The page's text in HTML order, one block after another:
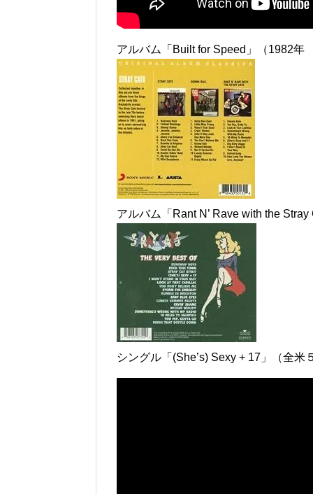
アルバム「Built for Speed」（1982年
アルバム「Rant N’ Rave with the
シングル「(She’s) Sexy + 17」（全米